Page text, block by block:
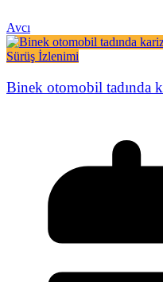
Avcı
Sürüş İzlenimi
Binek otomobil tadında